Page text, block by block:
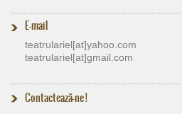
E-mail
teatrulariel[at]​yahoo.com
teatrulariel[at]​gmail.com
Contactează-ne !